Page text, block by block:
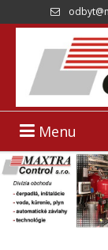
Menu